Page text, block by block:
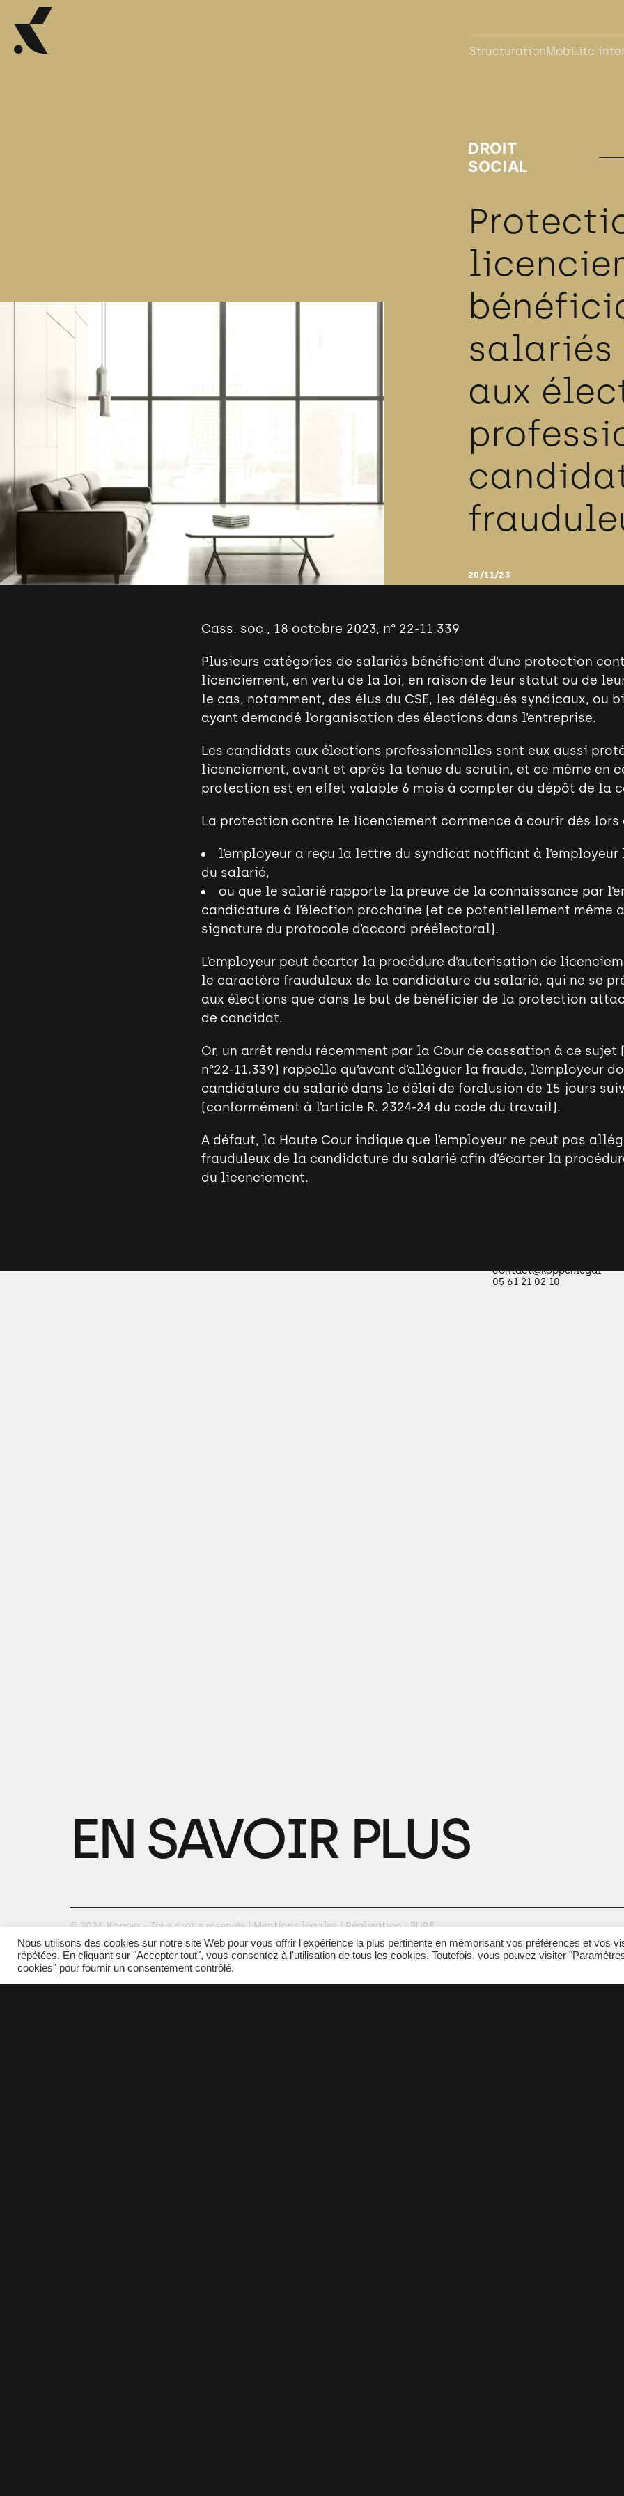
StructurationMobilité
DROIT
SOCIAL
aux
20/11/23
Cass. soc., 18 octobre 2023, n° 22-11.339
Plusieurs catégories de salariés bénéficient d’une protection
licenciement, en vertu de la loi, en raison de leur statut ou de
le cas, notamment, des élus du CSE, les délégués syndicaux, ou
ayant demandé l’organisation des élections dans l’entreprise.
Les candidats aux élections professionnelles sont eux aussi
licenciement, avant et après la tenue du scrutin, et ce même en
protection est en effet valable 6 mois à compter du dépôt de la
La protection contre le licenciement commence à courir dès lors
l’employeur a reçu la lettre du syndicat notifiant à
du salarié,
ou que le salarié rapporte la preuve de la connaissance par
candidature à l’élection prochaine (et ce potentiellement même
signature du protocole d’accord préélectoral).
L’employeur peut écarter la procédure d’autorisation de
le caractère frauduleux de la candidature du salarié, qui ne se
aux élections que dans le but de bénéficier de la protection
de candidat.
Or, un arrêt rendu récemment par la Cour de cassation à ce sujet
n°22-11.339) rappelle qu’avant d’alléguer la fraude, l’employeur
candidature du salarié dans le délai de forclusion de 15 jours
(conformément à l’article R. 2324-24 du code du travail).
A défaut, la Haute Cour indique que l’employeur ne peut pas
frauduleux de la candidature du salarié afin d’écarter la
du licenciement.
contact@kopper.legal
05 61 21 02 10
EN SAVOIR PLUS
© 2026 Kopper - Tous droits réservés |Mentions légales| Réalisation :PURE
Nous utilisons des cookies sur notre site Web pour vous offrir l'expérience la plus pertinente en mémorisant vos préférences et vos
répétées. En cliquant sur "Accepter tout", vous consentez à l'utilisation de tous les cookies. Toutefois, vous pouvez visiter
cookies" pour fournir un consentement contrôlé.